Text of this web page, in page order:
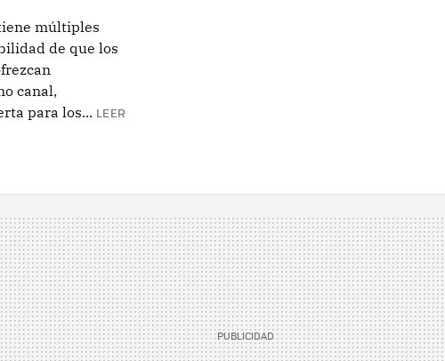
múltiples
de que los
canal,
para los... LEER